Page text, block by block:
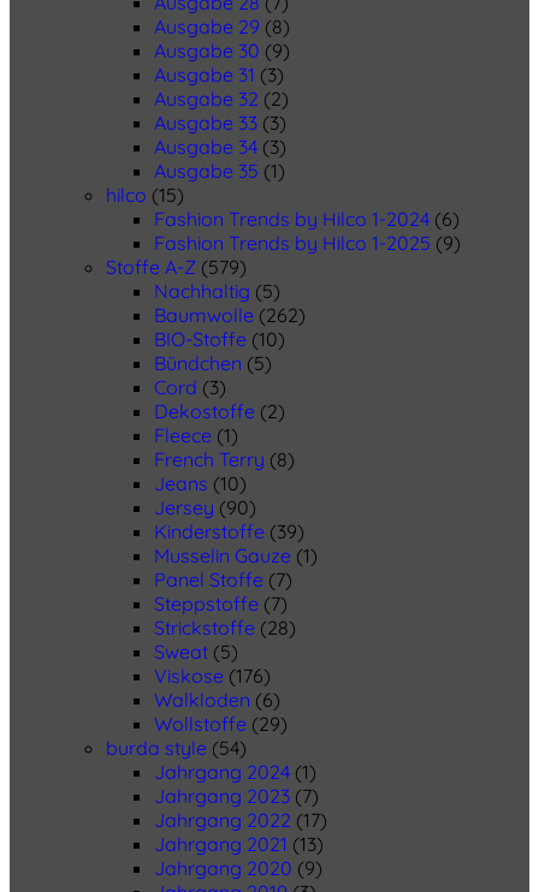
Ausgabe 29 (8)
Ausgabe 30 (9)
Ausgabe 31 (3)
Ausgabe 32 (2)
Ausgabe 33 (3)
Ausgabe 34 (3)
Ausgabe 35 (1)
hilco (15)
Fashion Trends by Hilco 1-2024 (6)
Fashion Trends by Hilco 1-2025 (9)
Stoffe A-Z (579)
Nachhaltig (5)
Baumwolle (262)
BIO-Stoffe (10)
Bündchen (5)
Cord (3)
Dekostoffe (2)
Fleece (1)
French Terry (8)
Jeans (10)
Jersey (90)
Kinderstoffe (39)
Musselin Gauze (1)
Panel Stoffe (7)
Steppstoffe (7)
Strickstoffe (28)
Sweat (5)
Viskose (176)
Walkloden (6)
Wollstoffe (29)
burda style (54)
Jahrgang 2024 (1)
Jahrgang 2023 (7)
Jahrgang 2022 (17)
Jahrgang 2021 (13)
Jahrgang 2020 (9)